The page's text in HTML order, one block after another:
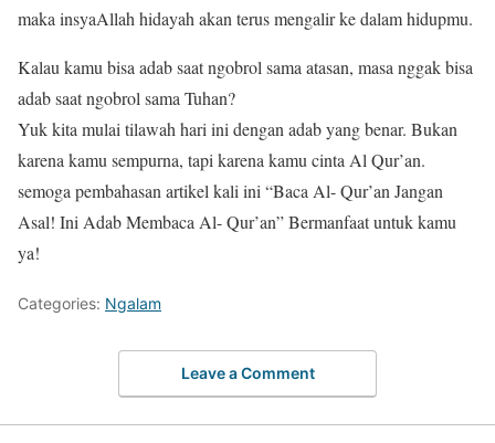
maka insyaAllah hidayah akan terus mengalir ke dalam hidupmu.
Kalau kamu bisa adab saat ngobrol sama atasan, masa nggak bisa
adab saat ngobrol sama Tuhan?
Yuk kita mulai tilawah hari ini dengan adab yang benar. Bukan
karena kamu sempurna, tapi karena kamu cinta Al Qur’an.
semoga pembahasan artikel kali ini “Baca Al- Qur’an Jangan
Asal! Ini Adab Membaca Al- Qur’an” Bermanfaat untuk kamu
ya!
Categories: Ngalam
Leave a Comment